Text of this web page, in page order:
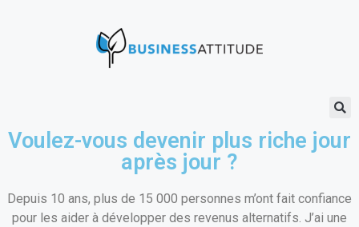
Voulez-vous devenir plus riche jour
après jour ?
Depuis 10 ans, plus de 15 000 personnes m’ont fait confiance
pour les aider à développer des revenus alternatifs. J’ai une